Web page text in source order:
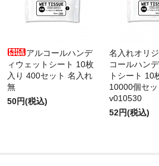
アルコールハンデ
ィウェットシート 10枚
入り 400セット 名入れ
無
50円(税込)
名入れオリ
コールハン
トシート 10
10000個セ
v010530
52円(税込)